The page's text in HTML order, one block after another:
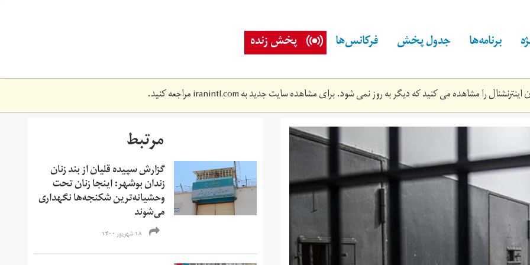
برنامه‌ها جدول پخش فرکانس‌ها پخش زنده
را مشاهده می کنید که دیگر به روز نمی شود. برای مشاهده سایت جدید بهiranintl.comمراجعه کنید.
مرتبط
گزارش سپیده قلیان از بند زنان
زندان بوشهر: اینجا زنان تحت
وحشیانه‌ترین شکنجه‌ها نگهداری
می‌شوند
۱۸ شهریور ۱۴۰۰